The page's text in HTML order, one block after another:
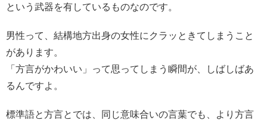
という武器を有しているものなのです。
男性って、結構地方出身の女性にクラッときてしまうこと
があります。
「方言がかわいい」って思ってしまう瞬間が、しばしばあ
るんですよ。
標準語と方言とでは、同じ意味合いの言葉でも、より方言